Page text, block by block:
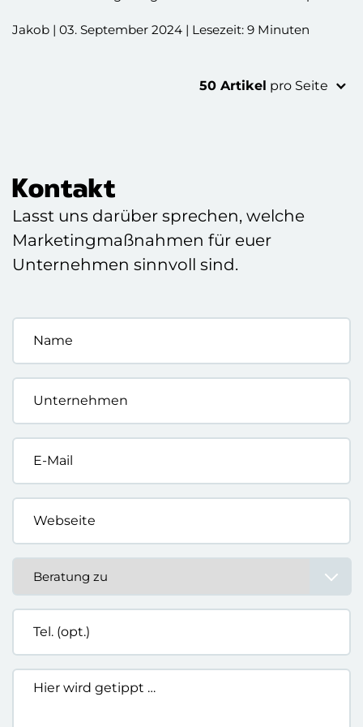
Jakob | 03. September 2024 | Lesezeit: 9 Minuten
50 Artikel pro Seite
Kontakt
Lasst uns darüber sprechen, welche
Marketingmaßnahmen für euer
Unternehmen sinnvoll sind.
Name
Unternehmen
E-
Mail
*
Webseite
Tel.
(opt.)
Hier
wird